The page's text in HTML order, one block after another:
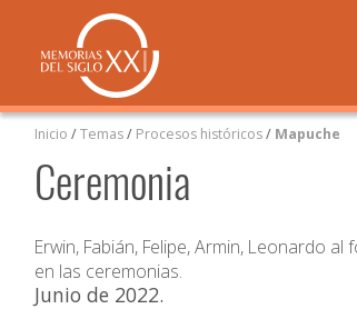
Inicio /Temas/ Procesos históricos/ Mapuche
Ceremonia
Erwin, Fabián, Felipe, Armin, Leonardo
en las ceremonias.
Junio de 2022.